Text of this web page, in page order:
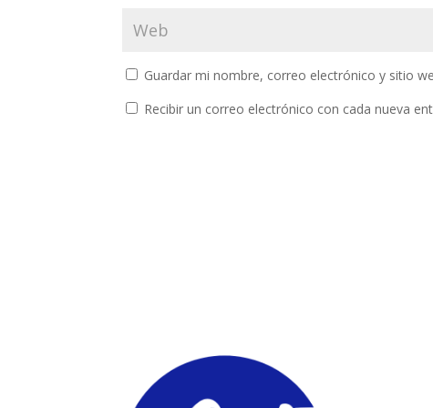
Guardar mi nombre, correo electrónico y sitio
Recibir un correo electrónico con cada nueva